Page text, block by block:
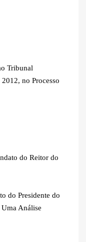
Tribunal
no Processo
do Reitor do
do Presidente do
Análise